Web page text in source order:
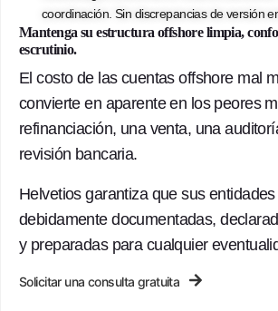
coordinación. Sin discrepancias de versión
Mantenga su estructura offshore limpia,
escrutinio.
El costo de las cuentas offshore mal
convierte en aparenteen los peores
refinanciación, una venta, una
revisión bancaria.
Helvetiosgarantiza que sus
debidamente documentadas,
y preparadas para cualquier
Solicitar una consulta gratuita